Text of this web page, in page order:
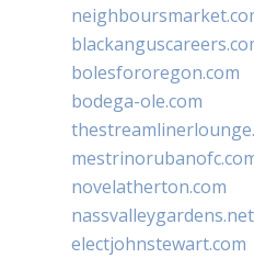
bolesfororegon.com
bodega-ole.com
novelatherton.com
nassvalleygardens.net
electjohnstewart.com